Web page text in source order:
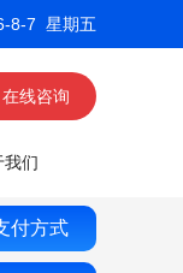
8-7 星期五
在线咨询
我们
付方式